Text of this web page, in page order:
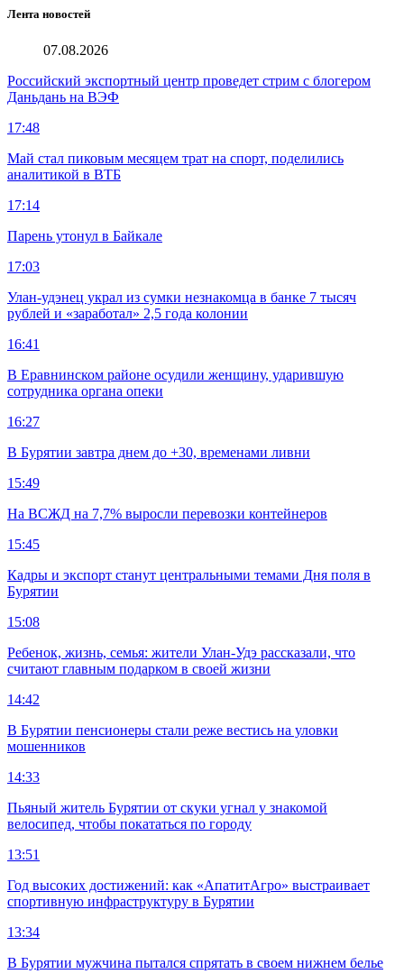
Лента новостей
07.08.2026
Российский экспортный центр проведет стрим с блогером
Даньдань на ВЭФ
17:48
Май стал пиковым месяцем трат на спорт, поделились
аналитикой в ВТБ
17:14
Парень утонул в Байкале
17:03
Улан-удэнец украл из сумки незнакомца в банке 7 тысяч
рублей и «заработал» 2,5 года колонии
16:41
В Еравнинском районе осудили женщину, ударившую
сотрудника органа опеки
16:27
В Бурятии завтра днем до +30, временами ливни
15:49
На ВСЖД на 7,7% выросли перевозки контейнеров
15:45
Кадры и экспорт станут центральными темами Дня поля в
Бурятии
15:08
Ребенок, жизнь, семья: жители Улан-Удэ рассказали, что
считают главным подарком в своей жизни
14:42
В Бурятии пенсионеры стали реже вестись на уловки
мошенников
14:33
Пьяный житель Бурятии от скуки угнал у знакомой
велосипед, чтобы покататься по городу
13:51
Год высоких достижений: как «АпатитАгро» выстраивает
спортивную инфраструктуру в Бурятии
13:34
В Бурятии мужчина пытался спрятать в своем нижнем белье